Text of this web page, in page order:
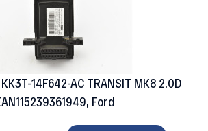
KK3T-14F642-AC TRANSIT MK8 2.0D
Ford